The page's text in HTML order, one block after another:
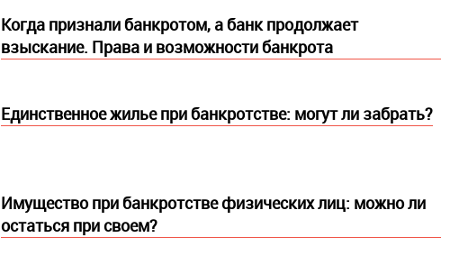
Когда признали банкротом, а банк продолжает
взыскание. Права и возможности банкрота
Единственное жилье при банкротстве: могут ли забрать?
Имущество при банкротстве физических лиц: можно ли
остаться при своем?